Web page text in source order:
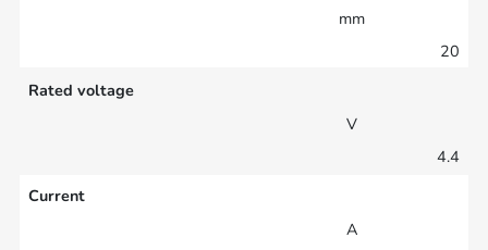
mm
20
Rated voltage
V
4.4
Current
A